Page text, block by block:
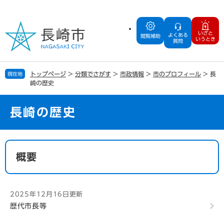
の
で
す
ー
ば
し
閲覧補助
よくある
質問
いざと
いうとき
現在地 トップページ > 分類でさがす > 市政情報 > 市のプロフィール > 長
崎の歴史
長崎の歴史
本
概要
2025年12月16日更新
歴代市長等